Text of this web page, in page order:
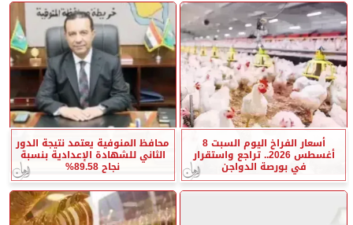
أسعار الفراخ اليوم السبت 8
أغسطس 2026.. تراجع واستقرار
في بورصة الدواجن
محافظ المنوفية يعتمد نتيجة الدور
الثاني للشهادة الإعدادية بنسبة
نجاح 89.58%